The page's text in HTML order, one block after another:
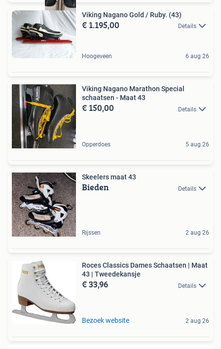
Viking Nagano Gold / Ruby. (43)
€ 1.195,00 Details
Hoogeveen 6 aug 26
Viking Nagano Marathon Special
schaatsen - Maat 43
€ 150,00 Details
Opperdoes 5 aug 26
Skeelers maat 43
Bieden Details
Rijssen 2 aug 26
Roces Classics Dames Schaatsen | Maat
43 | Tweedekansje
€ 33,96 Details
Bezoek website 2 aug 26